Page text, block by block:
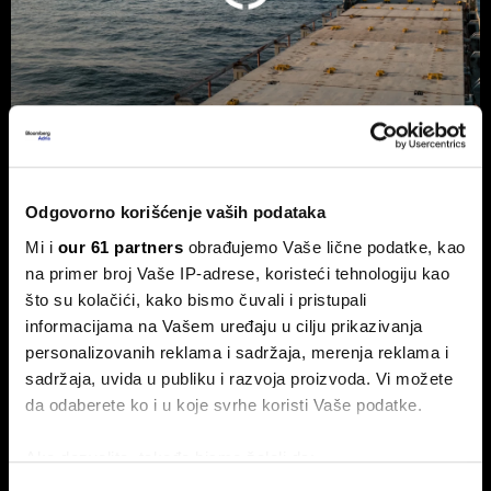
Odgovorno korišćenje vaših podataka
Mi i our 61 partners obrađujemo Vaše lične podatke, kao
na primer broj Vaše IP-adrese, koristeći tehnologiju kao
što su kolačići, kako bismo čuvali i pristupali
informacijama na Vašem uređaju u cilju prikazivanja
personalizovanih reklama i sadržaja, merenja reklama i
sadržaja, uvida u publiku i razvoja proizvoda. Vi možete
da odaberete ko i u koje svrhe koristi Vaše podatke.
Ako dozvolite, takođe bismo želeli da:
odsto za saobraćaj kroz Ormuski
moreuz
Predsednik SAD Donald Trump odustao je od plana da
uvede naknadu od 20 odsto na teret koji prolazi kroz
Ormuski moreuz, nakon što su saveznici Vašingtona iz
zemalja Persijskog zaliva zatražili da odustane od toga.